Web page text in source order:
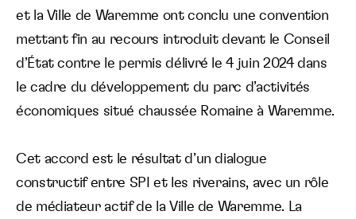
et la Ville de Waremme ont conclu une convention
mettant fin au recours introduit devant le Conseil
d’État contre le permis délivré le 4 juin 2024 dans
le cadre du développement du parc d’activités
économiques situé chaussée Romaine à Waremme.
Cet accord est le résultat d’un dialogue
constructif entre SPI et les riverains, avec un rôle
de médiateur actif de la Ville de Waremme. La